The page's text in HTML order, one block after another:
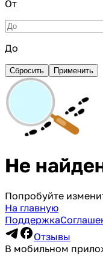
От
До
Сбросить Применить
Не
Попробуйте
На главную
Поддержка
Отзывы
В мобильном